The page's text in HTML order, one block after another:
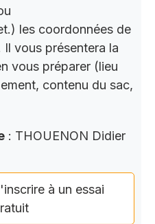
les coordonnées de
Il vous présentera la
vous préparer (lieu
contenu du sac,
: THOUENON Didier
à un essai